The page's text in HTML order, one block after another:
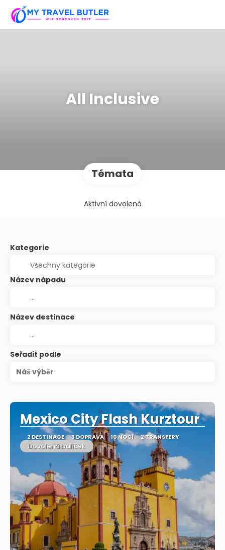
All Inclusive
Témata
Aktivní dovolená
Kategorie
Název nápadu
Název destinace
Seřadit podle
Náš výběr
Mexico City Flash Kurztour
2 DESTINACE 3 DOPRAVA 10 NOCÍ 2 TRANSFERY
Dovolená balíček